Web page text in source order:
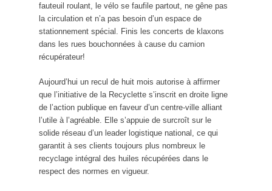
fauteuil roulant, le vélo se faufile partout, ne gêne pas
la circulation et n’a pas besoin d’un espace de
stationnement spécial. Finis les concerts de klaxons
dans les rues bouchonnées à cause du camion
récupérateur!
Aujourd’hui un recul de huit mois autorise à affirmer
que l’initiative de la Recyclette s’inscrit en droite ligne
de l’action publique en faveur d’un centre-ville alliant
l’utile à l’agréable. Elle s’appuie de surcroît sur le
solide réseau d’un leader logistique national, ce qui
garantit à ses clients toujours plus nombreux le
recyclage intégral des huiles récupérées dans le
respect des normes en vigueur.